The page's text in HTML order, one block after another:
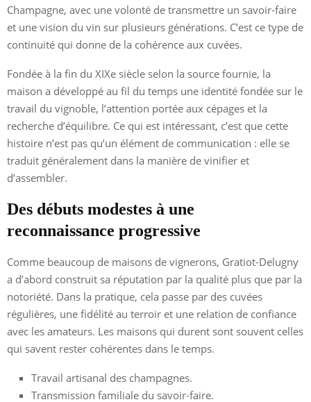
Champagne, avec une volonté de transmettre un savoir-faire
et une vision du vin sur plusieurs générations. C’est ce type de
continuité qui donne de la cohérence aux cuvées.
Fondée à la fin du XIXe siècle selon la source fournie, la
maison a développé au fil du temps une identité fondée sur le
travail du vignoble, l’attention portée aux cépages et la
recherche d’équilibre. Ce qui est intéressant, c’est que cette
histoire n’est pas qu’un élément de communication : elle se
traduit généralement dans la manière de vinifier et
d’assembler.
Des débuts modestes à une
reconnaissance progressive
Comme beaucoup de maisons de vignerons, Gratiot-Delugny
a d’abord construit sa réputation par la qualité plus que par la
notoriété. Dans la pratique, cela passe par des cuvées
régulières, une fidélité au terroir et une relation de confiance
avec les amateurs. Les maisons qui durent sont souvent celles
qui savent rester cohérentes dans le temps.
Travail artisanal des champagnes.
Transmission familiale du savoir-faire.